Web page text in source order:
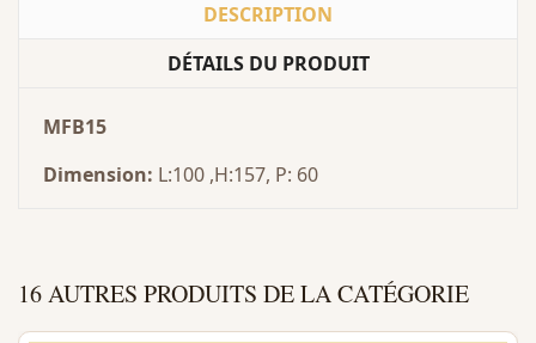
DESCRIPTION
DÉTAILS DU PRODUIT
MFB15
Dimension: L:100 ,H:157, P: 60
16 AUTRES PRODUITS DE LA CATÉGORIE